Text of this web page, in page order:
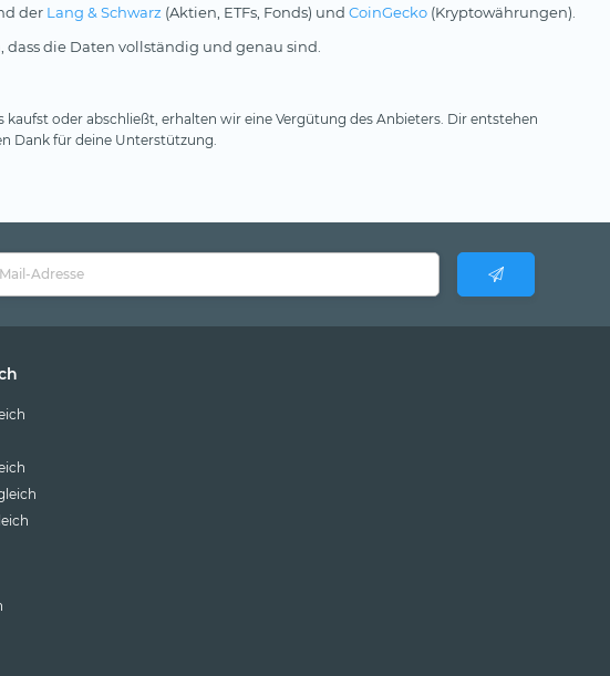
der Lang & Schwarz (Aktien, ETFs, Fonds) und CoinGecko (Kryptowährungen).
die Daten vollständig und genau sind.
oder abschließt, erhalten wir eine Vergütung des Anbieters. Dir entstehen
Dank für deine Unterstützung.